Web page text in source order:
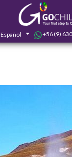
Español +56 (9)